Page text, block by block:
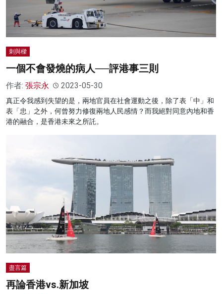
刺與樑
一個不會發燒的病人──評港事三則
作者: 張宗永 2023-05-30
真正令我感到失望的是，兩地官員在社會運動之後，除了表「中」和
表「忠」之外，何曾努力修復兩地人民感情？而我絕對同意內地和香
港的融合，是香港未來之所託。
盡言篇
再論香港vs.新加坡